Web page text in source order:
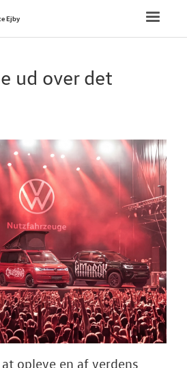
BRUGTE BILER
TILBEHØR
RESERVEDELE
NYHEDER
Tilmeld
Tilmeld dig
Toggle
Ejby
ud over det
opleve en af verdens